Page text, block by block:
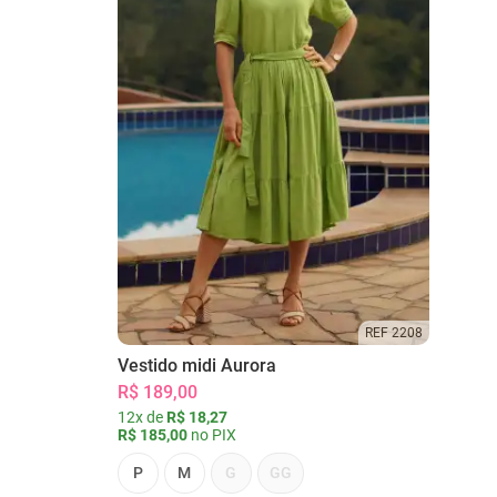
REF 2208
Vestido midi Aurora
R$ 189,00
12x de R$ 18,27
R$ 185,00no PIX
P M G GG